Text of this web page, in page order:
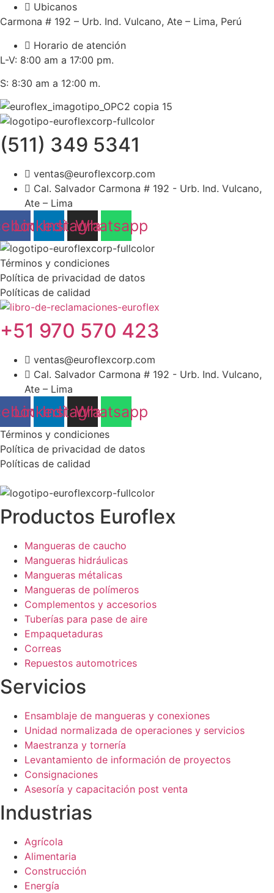
Ubicanos
Carmona # 192 – Urb. Ind. Vulcano, Ate – Lima, Perú
Horario de atención
L-V: 8:00 am a 17:00 pm.
S: 8:30 am a 12:00 m.
(511) 349 5341
ventas@euroflexcorp.com
Cal. Salvador Carmona # 192 - Urb. Ind. Vulcano,
Ate – Lima
Linkedin
Instagram
Whatsapp
Términos y condiciones
Política de privacidad de datos
Políticas de calidad
+51 970 570 423
ventas@euroflexcorp.com
Cal. Salvador Carmona # 192 - Urb. Ind. Vulcano,
Ate – Lima
Linkedin
Instagram
Whatsapp
Términos y condiciones
Política de privacidad de datos
Políticas de calidad
Productos Euroflex
Mangueras de caucho
Mangueras hidráulicas
Mangueras métalicas
Mangueras de polímeros
Complementos y accesorios
Tuberías para pase de aire
Empaquetaduras
Correas
Repuestos automotrices
Servicios
Ensamblaje de mangueras y conexiones
Unidad normalizada de operaciones y servicios
Maestranza y tornería
Levantamiento de información de proyectos
Consignaciones
Asesoría y capacitación post venta
Industrias
Agrícola
Alimentaria
Construcción
Energía